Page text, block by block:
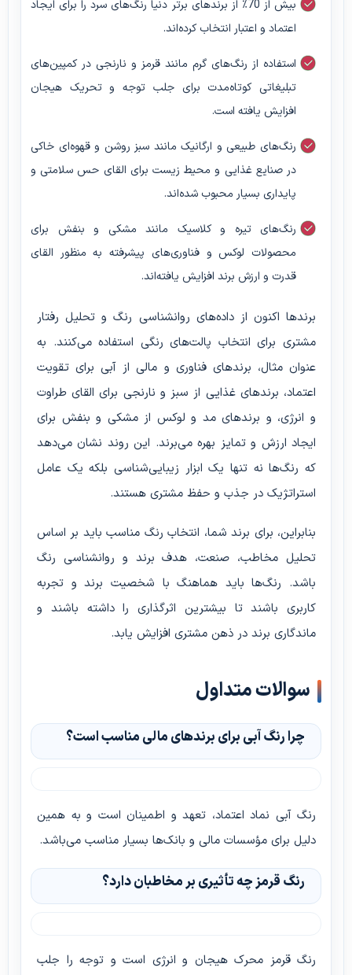
بیش از 70٪ از برندهای برتر دنیا رنگ‌های سرد را برای ایجاد
اعتماد و اعتبار انتخاب کرده‌اند.
استفاده از رنگ‌های گرم مانند قرمز و نارنجی در کمپین‌های
تبلیغاتی کوتاه‌مدت برای جلب توجه و تحریک هیجان
افزایش یافته است.
رنگ‌های طبیعی و ارگانیک مانند سبز روشن و قهوه‌ای خاکی
در صنایع غذایی و محیط زیست برای القای حس سلامتی و
پایداری بسیار محبوب شده‌اند.
رنگ‌های تیره و کلاسیک مانند مشکی و بنفش برای
محصولات لوکس و فناوری‌های پیشرفته به منظور القای
قدرت و ارزش برند افزایش یافته‌اند.
برندها اکنون از داده‌های روانشناسی رنگ و تحلیل رفتار
مشتری برای انتخاب پالت‌های رنگی استفاده می‌کنند. به
عنوان مثال، برندهای فناوری و مالی از آبی برای تقویت
اعتماد، برندهای غذایی از سبز و نارنجی برای القای طراوت
و انرژی، و برندهای مد و لوکس از مشکی و بنفش برای
ایجاد ارزش و تمایز بهره می‌برند. این روند نشان می‌دهد
که رنگ‌ها نه تنها یک ابزار زیبایی‌شناسی بلکه یک عامل
استراتژیک در جذب و حفظ مشتری هستند.
بنابراین، برای برند شما، انتخاب رنگ مناسب باید بر اساس
تحلیل مخاطب، صنعت، هدف برند و روانشناسی رنگ
باشد. رنگ‌ها باید هماهنگ با شخصیت برند و تجربه
کاربری باشند تا بیشترین اثرگذاری را داشته باشند و
ماندگاری برند در ذهن مشتری افزایش یابد.
سوالات متداول
چرا رنگ آبی برای برندهای مالی مناسب است؟
رنگ آبی نماد اعتماد، تعهد و اطمینان است و به همین
دلیل برای مؤسسات مالی و بانک‌ها بسیار مناسب می‌باشد.
رنگ قرمز چه تأثیری بر مخاطبان دارد؟
رنگ قرمز محرک هیجان و انرژی است و توجه را جلب